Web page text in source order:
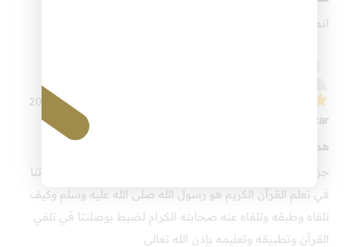
انصح كل مربى وكل مسلم تعلم موضوع هذه الدوره
Seham Elgazzar
هدي النبي صلى الله عليه وسلم وأصحابه في تعلم القرآن
جزاكم الله خيرًا على طرح هذا الموضوع في الدورة. نعم فقدوتنا
في تعلم القرآن الكريم هو رسول الله صلى الله عليه وسلم وكيف
تلقاه وطبقه وتلقاه عنه صحابته الكرام لضبط بوصلنتا في تلقي
القرآن وتطبيقه وتعليمه بإذن الله تعالى